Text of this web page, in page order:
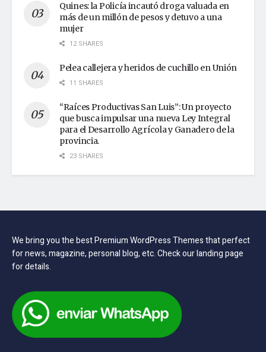
Quines: la Policía incautó droga valuada en
más de un millón de pesos y detuvo a una
mujer
12 SHARES
Pelea callejera y heridos de cuchillo en Unión
11 SHARES
“Raíces Productivas San Luis”: Un proyecto
que busca impulsar una nueva Ley Integral
para el Desarrollo Agrícola y Ganadero de la
provincia.
23 SHARES
We bring you the best Premium WordPress Themes that perfect
for news, magazine, personal blog, etc. Check our landing page
for details.